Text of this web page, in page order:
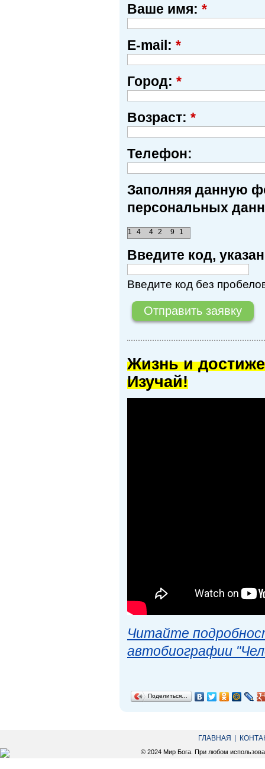
Ваше имя: *
E-mail: *
Город: *
Возраст: *
Телефон:
Заполняя данную
персональных
9 1
4 2
1 4
Введите код,
Введите код без
Жизнь и
Изучай!
Читайте
автобиографии
Поделиться…
ГЛАВНАЯ
© 2024 Мир Бога. При любом